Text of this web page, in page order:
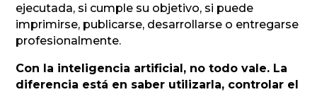
ejecutada, si cumple su objetivo, si puede
imprimirse, publicarse, desarrollarse o entregarse
profesionalmente.
Con la inteligencia artificial, no todo vale. La
diferencia está en saber utilizarla, controlar el